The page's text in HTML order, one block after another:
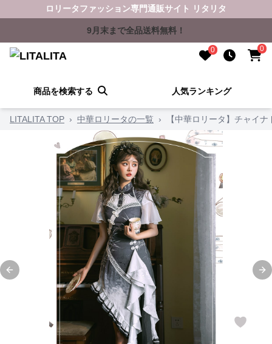
ロリータファッション専門通販サイト リタリタ
9月末まで全品送料無料！
0 0
商品を検索する 人気ランキング
LITALITA TOP › 中華ロリータの一覧 › 【中華ロリータ】チャイ
Previous slide